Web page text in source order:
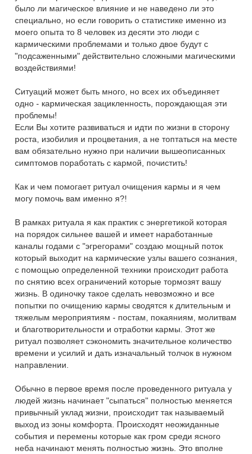
было ли магическое влияние и не наведено ли это
специально, но если говорить о статистике именно из
моего опыта то 8 человек из десяти это люди с
кармическими проблемами и только двое будут с
"подсаженными" действительно сложными магическими
воздействиями!
Ситуаций может быть много, но всех их объединяет
одно - кармическая зацикленность, порождающая эти
проблемы!
Если Вы хотите развиваться и идти по жизни в сторону
роста, изобилия и процветания, а не топтаться на месте
вам обязательно нужно при наличии вышеописанных
симптомов поработать с кармой, почистить!
Как и чем помогает ритуал очищения кармы и я чем
могу помочь вам именно я?!
В рамках ритуала я как практик с энергетикой которая
на порядок сильнее вашей и имеет наработанные
каналы годами с "эгрегорами" создаю мощный поток
который выходит на кармические узлы вашего сознания,
с помощью определенной техники происходит работа
по снятию всех ограничений которые тормозят вашу
жизнь. В одиночку такое сделать невозможно и все
попытки по очищению кармы сводятся к длительным и
тяжелым мероприятиям - постам, покаяниям, молитвам
и благотворительности и отработки кармы. Этот же
ритуал позволяет сэкономить значительное количество
времени и усилий и дать изначальный толчок в нужном
направлении.
Обычно в первое время после проведенного ритуала у
людей жизнь начинает "сыпаться" полностью меняется
привычный уклад жизни, происходит так называемый
выход из зоны комфорта. Происходят неожиданные
события и перемены которые как гром среди ясного
неба начинают менять полностью жизнь. Это вполне